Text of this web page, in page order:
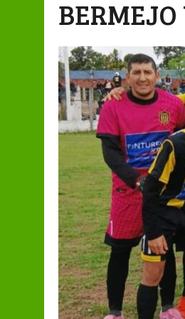
BERMEJO